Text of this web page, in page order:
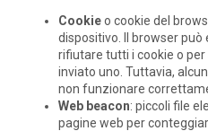
Cookieo cookie del
dispositivo. Il browser
rifiutare tutti i cookie o
inviato uno. Tuttavia,
non funzionare
Web beacon: piccoli file
pagine web per